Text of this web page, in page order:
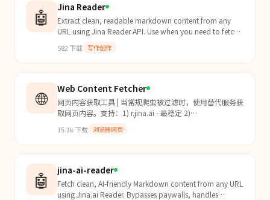
🤖 Jina Reader
Extract clean, readable markdown content from any
URL using Jina Reader API. Use when you need to fetch
JavaScript rendering, or paywalls. Ideal for research,
article summarization, content analysis, and working
with search results from tavily-search, web_search, or
searxng skills.
582 下载 写作创作
🌐 Web Content Fetcher
网页内容获取工具 | 当常规爬虫被过滤时，使用替代服务获
取网页内容。支持：1) r.jina.ai - 最稳定 2)
方案。触发词：获取网页内容、网页转markdown、内容
抓取、fetch webpage、bypas...
15.1k下载 浏览器网页
🤖 jina-ai-reader
Fetch clean, AI-friendly Markdown content from any URL
using Jina.ai Reader. Bypasses paywalls, handles